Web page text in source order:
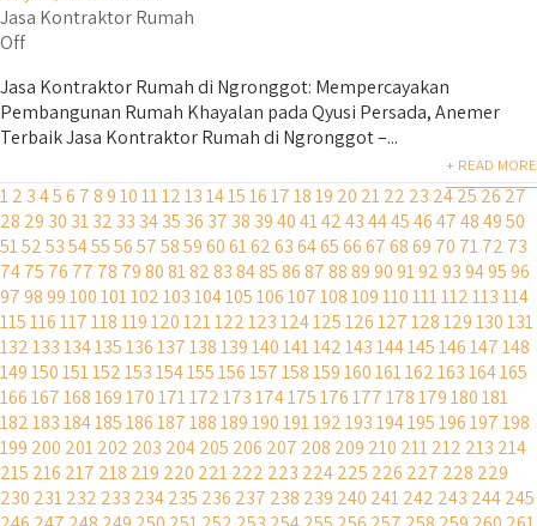
Jasa Kontraktor Rumah
Off
Jasa Kontraktor Rumah di Ngronggot: Mempercayakan
Pembangunan Rumah Khayalan pada Qyusi Persada, Anemer
Terbaik Jasa Kontraktor Rumah di Ngronggot –...
+ READ MORE
12 3456 78910111213141516171819 20 2122 23 24252627
28 29 30 3132 33 3435 36 37 38 394041424344454647484950
51525354555657585960616263646566676869 70 7172 73
7475 76 77 78 798081828384858687888990919293949596
979899100101102103104105106107108109110111112113114
115116117118119120121122123124125126127128129130131
132133134135136137138139140141142143144145146147148
149150151152153154155156157158159160161162163164165
166167168169170171172173174175176177178179180181
182183184185186187188189190191192193194195196197198
199 200 201202 203 204205 206 207 208 209 210 211212 213 214
215 216 217 218 219 220 221222 223 224225 226 227 228 229
230 231232 233 234235 236 237 238 239 240 241242 243 244245